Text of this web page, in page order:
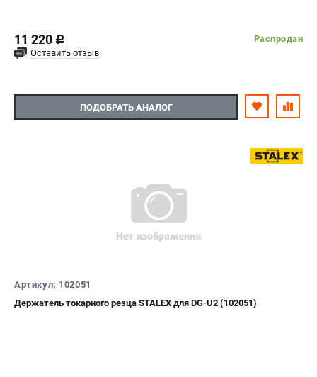
11 220 c
Распродан
Оставить отзыв
ПОДОБРАТЬ АНАЛОГ
Артикул: 102051
Держатель токарного резца STALEX для DG-U2 (102051)